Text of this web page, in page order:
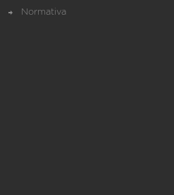
Normativa